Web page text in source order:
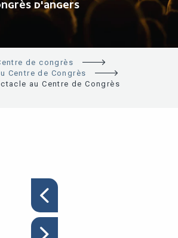
D'ANGERS
de congrès
Centre de Congrès
au Centre de Congrès